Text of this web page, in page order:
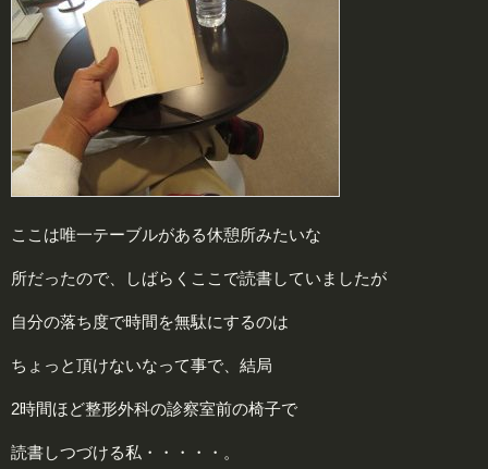
ここは唯一テーブルがある休憩所みたいな
所だったので、しばらくここで読書していましたが
自分の落ち度で時間を無駄にするのは
ちょっと頂けないなって事で、結局
2時間ほど整形外科の診察室前の椅子で
読書しつづける私・・・・・。